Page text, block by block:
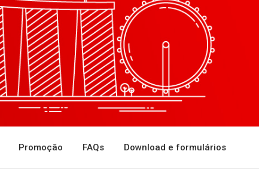
Promoção FAQs Download e formulários